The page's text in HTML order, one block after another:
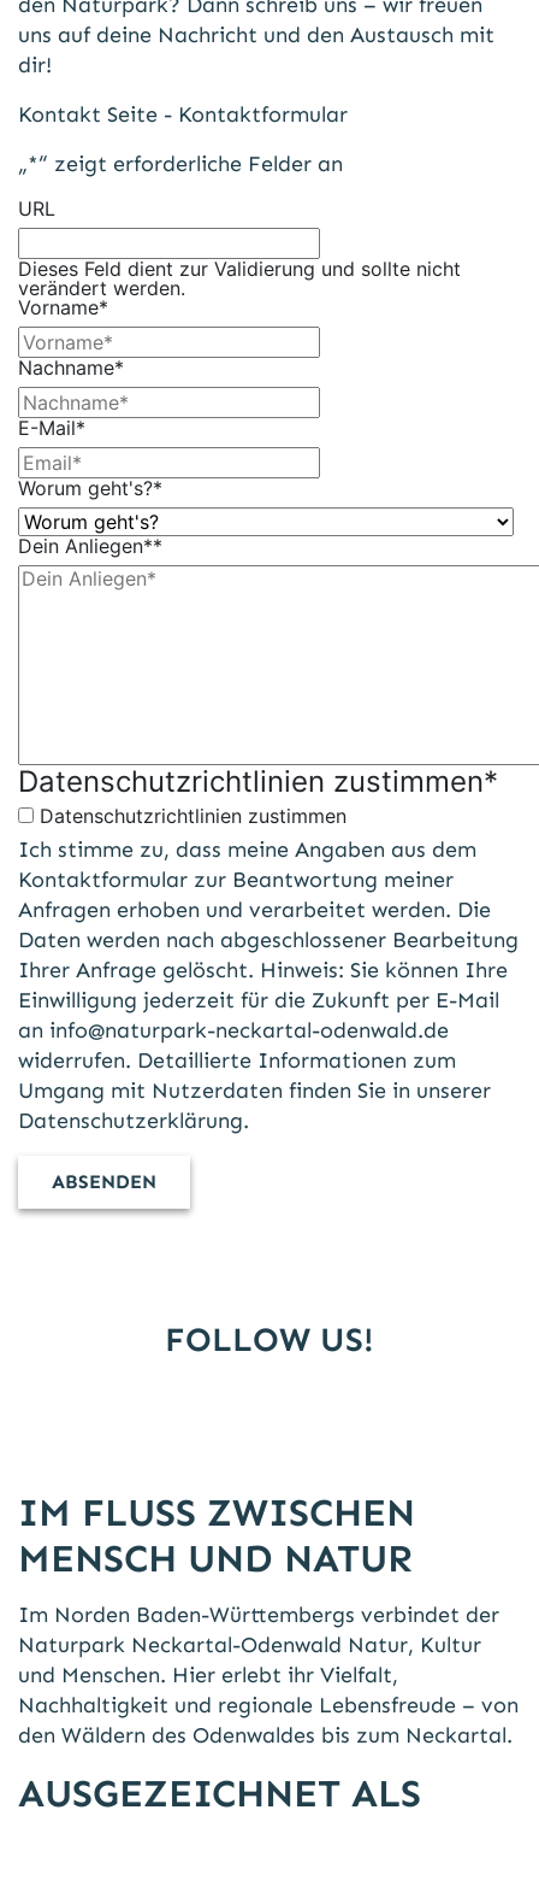
uns auf deine Nachricht und den Austausch mit
dir!
Kontakt Seite - Kontaktformular
„*“ zeigt erforderliche Felder an
URL
Dieses Feld dient zur Validierung und sollte nicht
verändert werden.
Vorname*
Nachname*
E-Mail*
Worum geht's?*
Dein Anliegen**
Datenschutzrichtlinien zustimmen*
Datenschutzrichtlinien zustimmen
Ich stimme zu, dass meine Angaben aus dem
Kontaktformular zur Beantwortung meiner
Anfragen erhoben und verarbeitet werden. Die
Daten werden nach abgeschlossener Bearbeitung
Ihrer Anfrage gelöscht. Hinweis: Sie können Ihre
Einwilligung jederzeit für die Zukunft per E-Mail
an info@naturpark-neckartal-odenwald.de
widerrufen. Detaillierte Informationen zum
Umgang mit Nutzerdaten finden Sie in unserer
Datenschutzerklärung.
FOLLOW US!
IM FLUSS ZWISCHEN
MENSCH UND NATUR
Im Norden Baden-Württembergs verbindet der
Naturpark Neckartal-Odenwald Natur, Kultur
und Menschen. Hier erlebt ihr Vielfalt,
Nachhaltigkeit und regionale Lebensfreude – von
den Wäldern des Odenwaldes bis zum Neckartal.
AUSGEZEICHNET ALS